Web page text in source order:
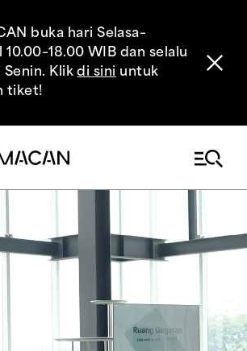
buka hari Selasa–
WIB dan selalu
Senin. Klikdi sini untuk
tiket!